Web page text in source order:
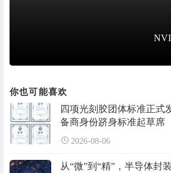
你也可能喜欢
四项光刻胶团体标准正式
备商身份跻身标准起草席
2026-08-06
从“微”到“精”，半导体封